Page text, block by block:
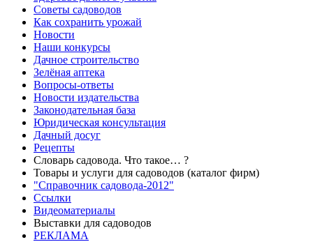
Советы садоводов
Как сохранить урожай
Новости
Наши конкурсы
Дачное строительство
Зелёная аптека
Вопросы-ответы
Новости издательства
Законодательная база
Юридическая консультация
Дачный досуг
Рецепты
Словарь садовода. Что такое… ?
Товары и услуги для садоводов (каталог фирм)
"Справочник садовода-2012"
Ссылки
Видеоматериалы
Выставки для садоводов
РЕКЛАМА